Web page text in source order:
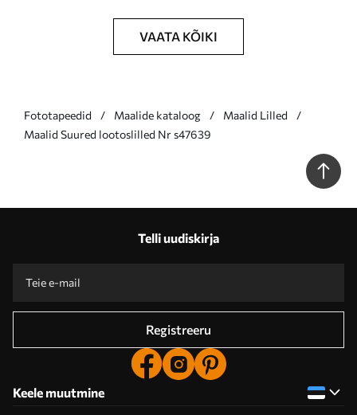
VAATA KÕIKI
Fototapeedid Maalide kataloog
Maalid Lilled
Maalid Suured lootoslilled Nr s47639
Telli uudiskirja
Registreeru
Keele muutmine